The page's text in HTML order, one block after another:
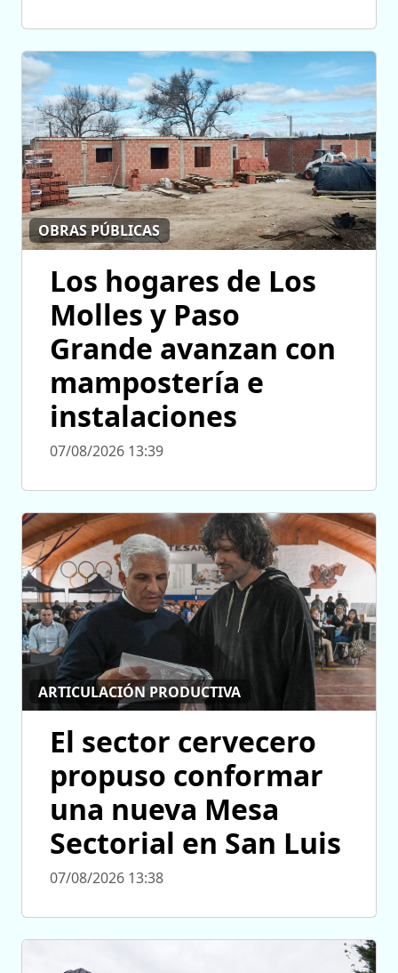
OBRAS PÚBLICAS
Los hogares de Los
Molles y Paso
Grande avanzan con
mampostería e
instalaciones
07/08/2026 13:39
ARTICULACIÓN PRODUCTIVA
El sector cervecero
propuso conformar
una nueva Mesa
Sectorial en San Luis
07/08/2026 13:38